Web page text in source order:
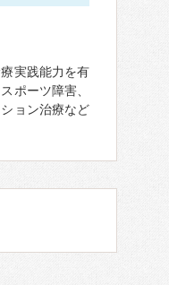
実践能力を有
ポーツ障害、
ョン治療など